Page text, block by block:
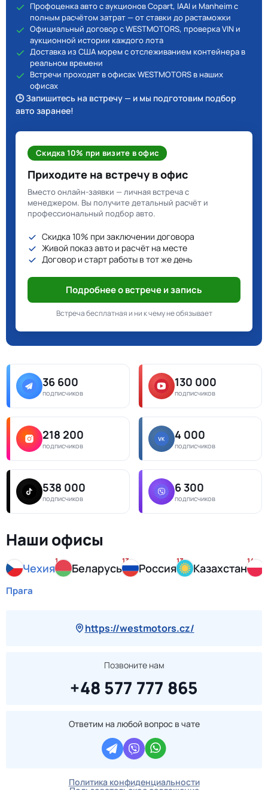
Профоценка авто с аукционов Copart, IAAI и Manheim с
полным расчётом затрат — от ставки до растаможки
Официальный договор с WESTMOTORS, проверка VIN и
аукционной истории каждого лота
Доставка из США морем с отслеживанием контейнера в
реальном времени
Встречи проходят в офисах WESTMOTORS в наших
офисах
🕒 Запишитесь на встречу — и мы подготовим подбор
авто заранее!
Скидка 10% при визите в офис
Приходите на встречу в офис
Вместо онлайн-заявки — личная встреча с
менеджером. Вы получите детальный расчёт и
профессиональный подбор авто.
Скидка 10% при заключении договора
Живой показ авто и расчёт на месте
Договор и старт работы в тот же день
Подробнее о встрече и запись
Встреча бесплатная и ни к чему не обязывает
36 600
подписчиков
130 000
подписчиков
218 200
подписчиков
4 000
подписчиков
538 000
подписчиков
6 300
подписчиков
Наши офисы
Чехия
1
Беларусь
13
Россия
13
Казахстан
14
Прага
https://westmotors.cz/
Позвоните нам
+48 577 777 865
Ответим на любой вопрос в чате
Политика конфиденциальности